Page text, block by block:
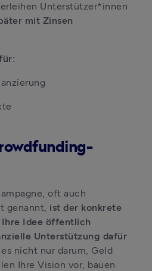
Unterstützer*innen
mit Zinsen
oft auch
genannt, ist der konkrete
Ihre Idee öffentlich
Unterstützung dafür
nicht nur darum, Geld
Ihre Vision vor, bauen